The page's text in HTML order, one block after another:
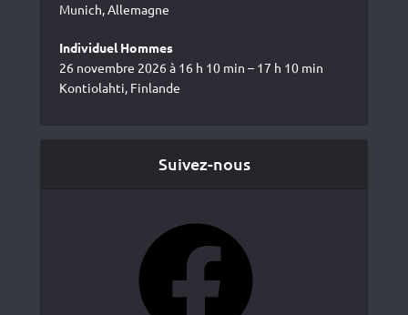
Munich, Allemagne
Individuel Hommes
26 novembre 2026 à 16 h 10 min – 17 h 10 min
Kontiolahti, Finlande
Suivez-nous